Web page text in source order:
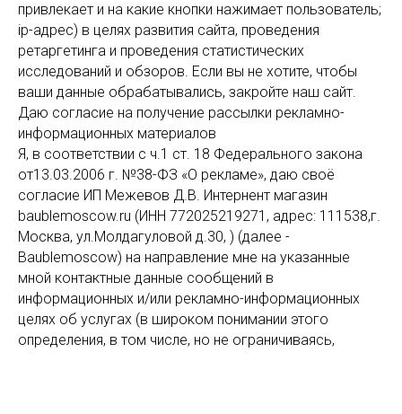
привлекает и на какие кнопки нажимает пользователь;
ip-адрес) в целях развития сайта, проведения
ретаргетинга и проведения статистических
исследований и обзоров. Если вы не хотите, чтобы
ваши данные обрабатывались, закройте наш сайт.
Даю согласие на получение рассылки рекламно-
информационных материалов
Я, в соответствии с ч.1 ст. 18 Федерального закона
от13.03.2006 г. №38-ФЗ «О рекламе», даю своё
согласие ИП Межевов Д.В. Интернент магазин
baublemoscow.ru (ИНН 772025219271, адрес: 111538,г.
Москва, ул.Молдагуловой д.30, ) (далее -
Baublemoscow) на направление мне на указанные
мной контактные данные сообщений в
информационных и/или рекламно-информационных
целях об услугах (в широком понимании этого
определения, в том числе, но не ограничиваясь,